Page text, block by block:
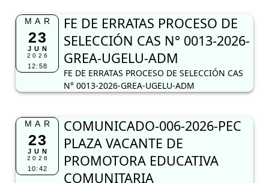
MAR
23
JUN
2026
12:58
FE DE ERRATAS PROCESO DE
SELECCIÓN CAS N° 0013-2026-
GREA-UGELU-ADM
FE DE ERRATAS PROCESO DE SELECCIÓN CAS
N° 0013-2026-GREA-UGELU-ADM
MAR
23
JUN
2026
10:42
COMUNICADO-006-2026-PEC
PLAZA VACANTE DE
PROMOTORA EDUCATIVA
COMUNITARIA